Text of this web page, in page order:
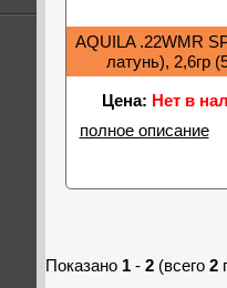
AQUILA .22WMR
латунь), 2,6гр
Цена: Нет в
полное описание
Показано 1 - 2 (всего 2